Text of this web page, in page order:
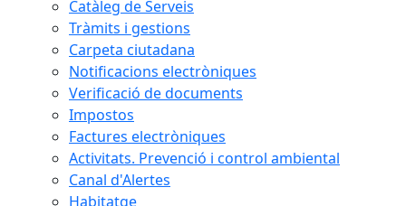
Catàleg de Serveis
Tràmits i gestions
Carpeta ciutadana
Notificacions electròniques
Verificació de documents
Impostos
Factures electròniques
Activitats. Prevenció i control ambiental
Canal d'Alertes
Habitatge